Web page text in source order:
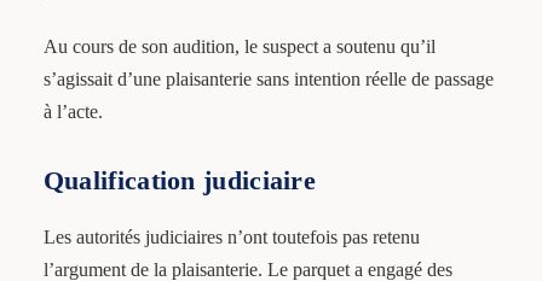
Au cours de son audition, le suspect a soutenu qu’il
s’agissait d’une plaisanterie sans intention réelle de passage
à l’acte.
Qualification judiciaire
Les autorités judiciaires n’ont toutefois pas retenu
l’argument de la plaisanterie. Le parquet a engagé des